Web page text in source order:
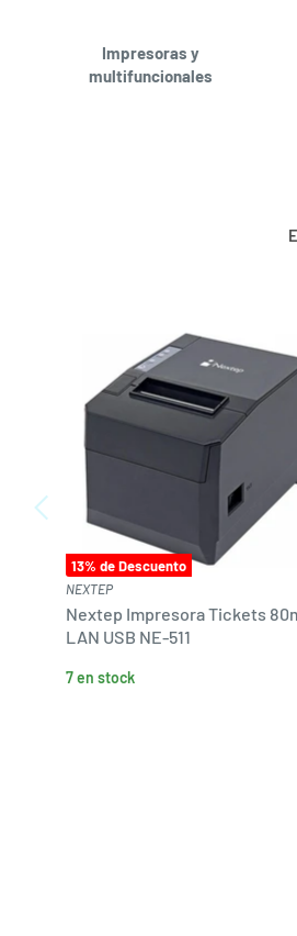
Impresoras y
multifuncionales
13% de Descuento
NEXTEP
Nextep Impresora Tickets
LAN USB NE-511
7 en stock